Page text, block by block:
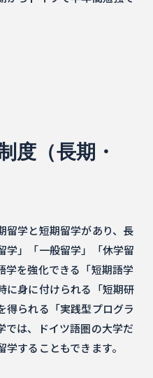
度（長期・
留学と短期留学があり、長
学」「一般留学」「休学留
学を強化できる「短期語学
に身に付けられる「短期研
得られる「実践型プログラ
では、ドイツ語圏の大学だ
することもできます。